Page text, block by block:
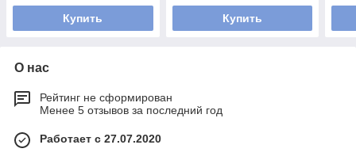
Купить Купить
О нас
Рейтинг не сформирован
Менее 5 отзывов за последний год
Работает с 27.07.2020